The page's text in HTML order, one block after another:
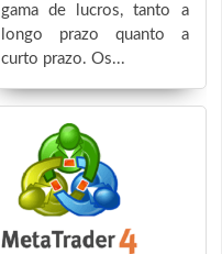
gama de lucros, tanto a
longo prazo quanto a
curto prazo. Os...